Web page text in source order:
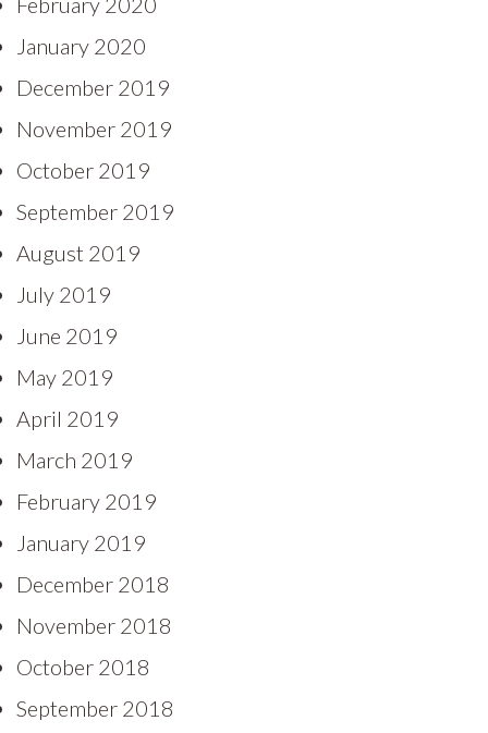
January 2020
December 2019
November 2019
October 2019
September 2019
August 2019
July 2019
June 2019
May 2019
April 2019
March 2019
February 2019
January 2019
December 2018
November 2018
October 2018
September 2018